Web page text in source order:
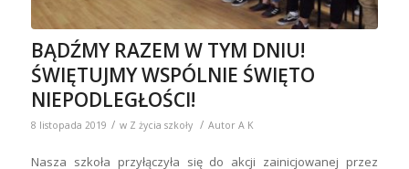
BĄDŹMY RAZEM W TYM DNIU!
ŚWIĘTUJMY WSPÓLNIE ŚWIĘTO
NIEPODLEGŁOŚCI!
8 listopada 2019 / w Z życia szkoły / Autor A K
Nasza szkoła przyłączyła się do akcji zainicjowanej przez